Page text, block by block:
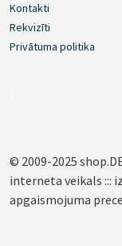
Kontakti
Rekvizīti
Privātuma politika
© 2009-2025
interneta veikals :::
apgaismojuma